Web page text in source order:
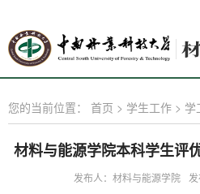
您的当前位置： 首页 > 学生工作 > 学
材料与能源学院本科学生评
发布人：材料与能源学院